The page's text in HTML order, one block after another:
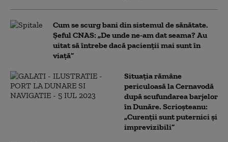
Cum se scurg bani din sistemul de sănătate.
Șeful CNAS: „De unde ne-am dat seama? Au
uitat să întrebe dacă pacienții mai sunt în
viață”
Situația rămâne
periculoasă la Cernavodă
după scufundarea barjelor
în Dunăre. Scrioșteanu:
„Curenții sunt puternici și
imprevizibili”